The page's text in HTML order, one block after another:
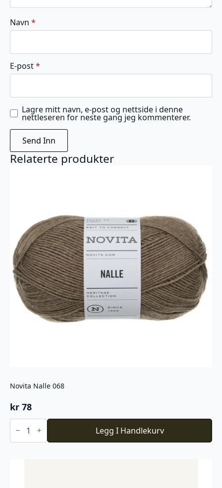
Navn *
E-post*
Lagre mitt navn, e-post og nettside i denne
nettleseren for neste gang jeg kommenterer.
Relaterte produkter
Novita Nalle 068
kr 78
Novita
Nalle
antall
Legg I Handlekurv